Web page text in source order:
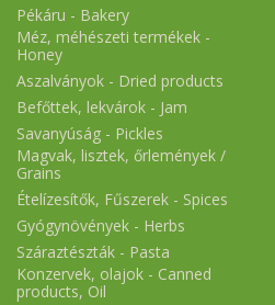
Pékáru - Bakery
Méz, méhészeti termékek -
Honey
Aszalványok - Dried products
Befőttek, lekvárok - Jam
Savanyúság - Pickles
Magvak, lisztek, őrlemények /
Grains
Ételízesítők, Fűszerek - Spices
Gyógynövények - Herbs
Száraztészták - Pasta
Konzervek, olajok - Canned
products, Oil